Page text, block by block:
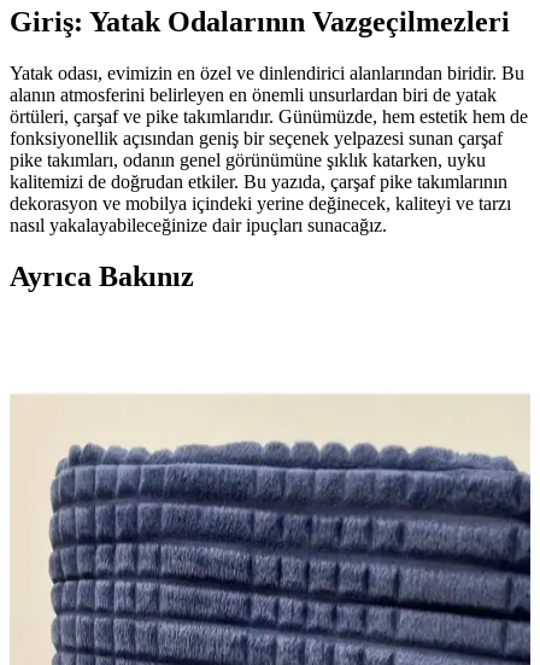
Giriş: Yatak Odalarının Vazgeçilmezleri
Yatak odası, evimizin en özel ve dinlendirici alanlarından biridir. Bu
alanın atmosferini belirleyen en önemli unsurlardan biri de yatak
örtüleri, çarşaf ve pike takımlarıdır. Günümüzde, hem estetik hem de
fonksiyonellik açısından geniş bir seçenek yelpazesi sunan çarşaf
pike takımları, odanın genel görünümüne şıklık katarken, uyku
kalitemizi de doğrudan etkiler. Bu yazıda, çarşaf pike takımlarının
dekorasyon ve mobilya içindeki yerine değinecek, kaliteyi ve tarzı
nasıl yakalayabileceğinize dair ipuçları sunacağız.
Ayrıca Bakınız
Supreme yastık kılıfı, şık tasarımı ve rahatlığıyla yatak odalarına
doğal bir atmosfer katıyor, uzun ömürlü ve pratik kullanıma uygun.
Koyu Gri Yatak Örtüsü ile Modern ve Şık Yatak
Odası Dekorasyonu Rehberi
Koyu gri yatak örtüsü, zarifliği ve fonksiyonelliğiyle modern yatak
odalarının vazgeçilmezi. Renk uyumu, malzeme seçenekleri ve
dekorasyon ipuçlarıyla odanızı şıklıkla tamamlayın.